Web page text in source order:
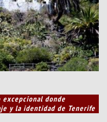
donde
y la identidad de Tenerife